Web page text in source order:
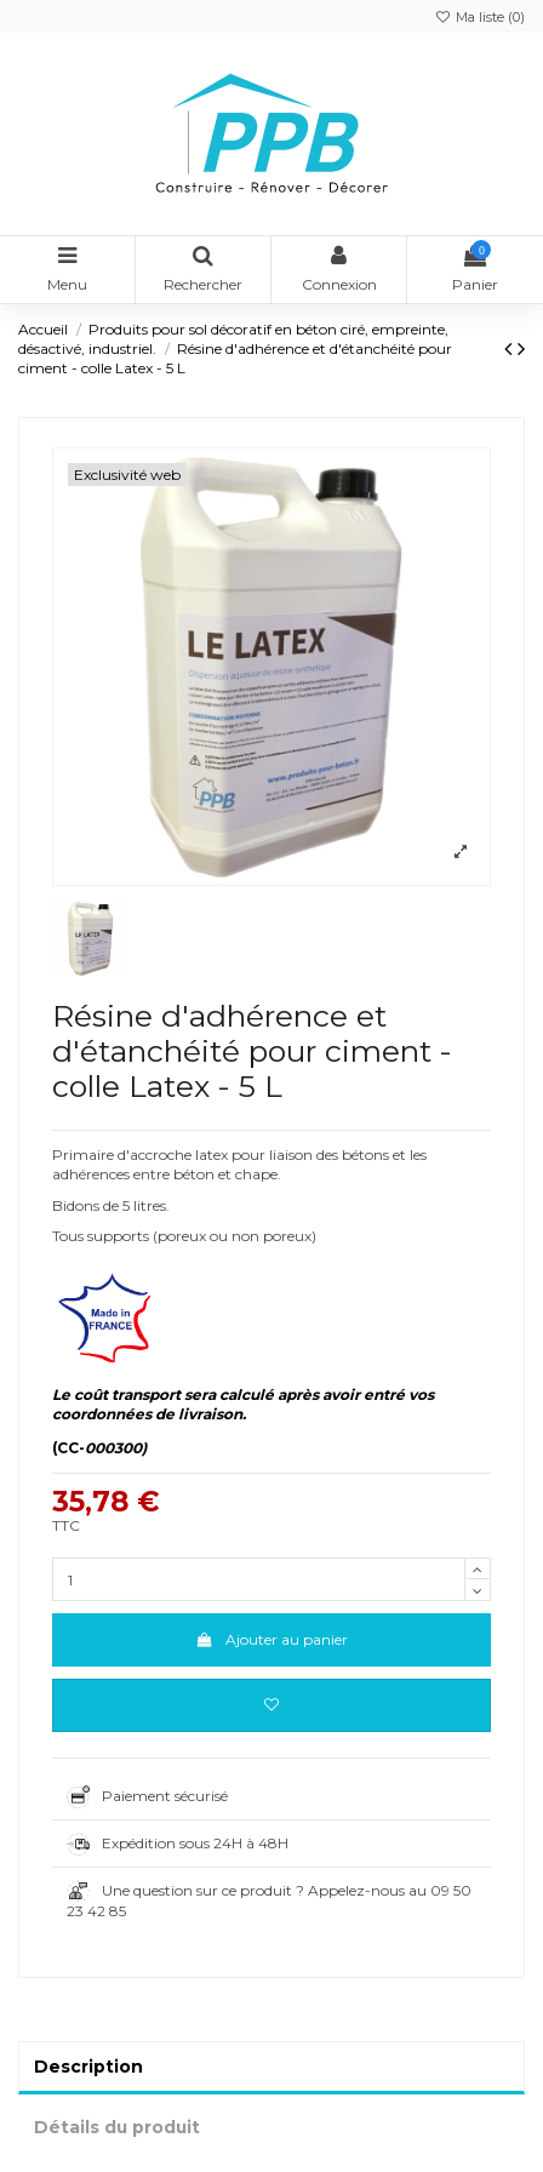
Ma liste (0)
Menu Rechercher Connexion
0
Panier
Accueil
Produits pour sol décoratif en béton ciré, empreinte,
désactivé, industriel.
Résine d'adhérence et d'étanchéité pour
ciment - colle Latex - 5 L
Exclusivité web
Résine d'adhérence et
d'étanchéité pour ciment -
colle Latex - 5 L
Primaire d'accroche latex pour liaison des bétons et les
adhérences entre béton et chape.
Bidons de 5 litres.
Tous supports (poreux ou non poreux)
Le coût transport sera calculé après avoir entré vos
coordonnées de livraison.
(CC-000300)
35,78 €
TTC
Ajouter au panier
Paiement sécurisé
Expédition sous 24H à 48H
Une question sur ce produit ? Appelez-nous au 09 50
23 42 85
Description
Détails du produit